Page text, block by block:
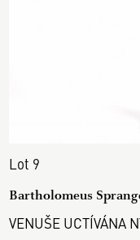
Lot 9
Bartholomeus
VENUŠE UCTÍVÁNA